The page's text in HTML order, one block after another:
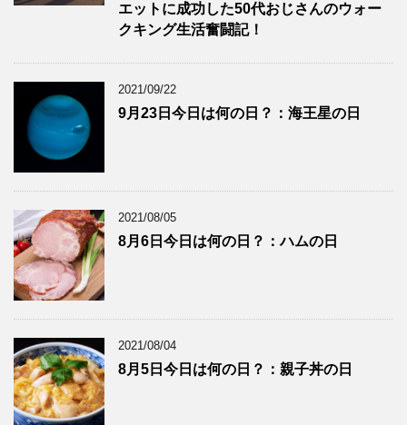
エットに成功した50代おじさんのウォー
クキング生活奮闘記！
2021/09/22
9月23日今日は何の日？：海王星の日
2021/08/05
8月6日今日は何の日？：ハムの日
2021/08/04
8月5日今日は何の日？：親子丼の日